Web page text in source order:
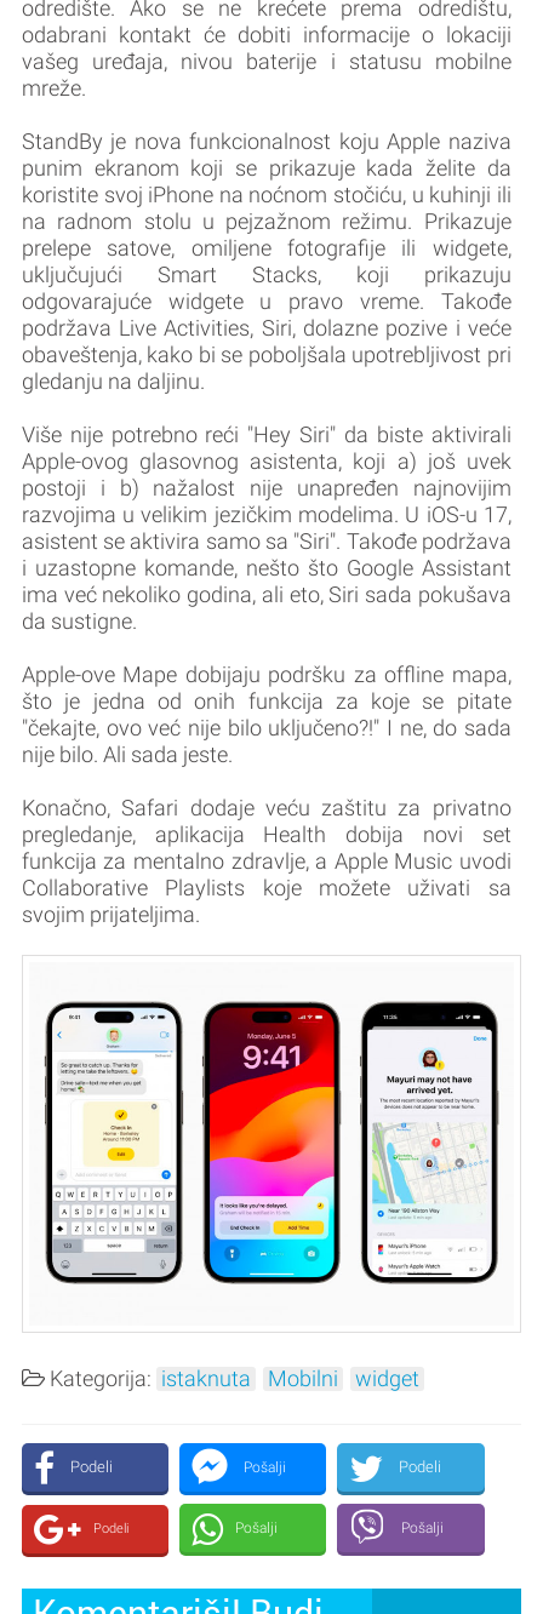
odredište. Ako se ne krećete prema odredištu,
odabrani kontakt će dobiti informacije o lokaciji
vašeg uređaja, nivou baterije i statusu mobilne
mreže.
StandBy je nova funkcionalnost koju Apple naziva
punim ekranom koji se prikazuje kada želite da
koristite svoj iPhone na noćnom stočiću, u kuhinji ili
na radnom stolu u pejzažnom režimu. Prikazuje
prelepe satove, omiljene fotografije ili widgete,
uključujući Smart Stacks, koji prikazuju
odgovarajuće widgete u pravo vreme. Takođe
podržava Live Activities, Siri, dolazne pozive i veće
obaveštenja, kako bi se poboljšala upotrebljivost pri
gledanju na daljinu.
Više nije potrebno reći "Hey Siri" da biste aktivirali
Apple-ovog glasovnog asistenta, koji a) još uvek
postoji i b) nažalost nije unapređen najnovijim
razvojima u velikim jezičkim modelima. U iOS-u 17,
asistent se aktivira samo sa "Siri". Takođe podržava
i uzastopne komande, nešto što Google Assistant
ima već nekoliko godina, ali eto, Siri sada pokušava
da sustigne.
Apple-ove Mape dobijaju podršku za offline mapa,
što je jedna od onih funkcija za koje se pitate
"čekajte, ovo već nije bilo uključeno?!" I ne, do sada
nije bilo. Ali sada jeste.
Konačno, Safari dodaje veću zaštitu za privatno
pregledanje, aplikacija Health dobija novi set
funkcija za mentalno zdravlje, a Apple Music uvodi
Collaborative Playlists koje možete uživati sa
svojim prijateljima.
Kategorija: istaknuta Mobilni widget
Podeli Pošalji Podeli
Podeli Pošalji Pošalji